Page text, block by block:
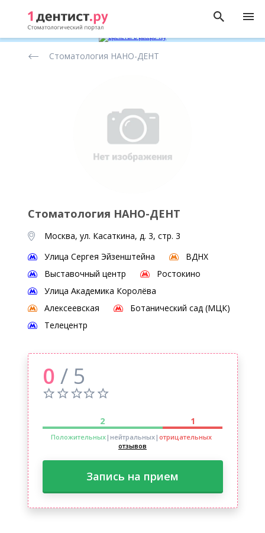
стоматологических
Стоматология НАНО-ДЕНТ
Стоматология НАНО-ДЕНТ
Москва, ул. Касаткина, д. 3, стр. 3
Улица Сергея Эйзенштейна
ВДНХ
Выставочный центр
Ростокино
Улица Академика Королёва
Алексеевская
Ботанический сад (МЦК)
Телецентр
0 / 5
2 1
Положительных|нейтральных| отрицательных
отзывов
Запись на прием